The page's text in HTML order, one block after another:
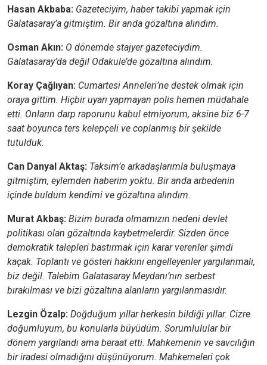
Hasan Akbaba: Gazeteciyim, haber takibi yapmak için
Galatasaray’a gitmiştim. Bir anda gözaltına alındım.
Osman Akın: O dönemde stajyer gazeteciydim.
Galatasaray’da değil Odakule’de gözaltına alındım.
Koray Çağlıyan: Cumartesi Anneleri’ne destek olmak için
oraya gittim. Hiçbir uyarı yapmayan polis hemen müdahale
etti. Onların darp raporunu kabul etmiyorum, aksine biz 6-7
saat boyunca ters kelepçeli ve coplanmış bir şekilde
tutulduk.
Can Danyal Aktaş: Taksim’e arkadaşlarımla buluşmaya
gitmiştim, eylemden haberim yoktu. Bir anda arbedenin
içinde buldum kendimi ve gözaltına alındım.
Murat Akbaş: Bizim burada olmamızın nedeni devlet
politikası olan gözaltında kaybetmelerdir. Sizden önce
demokratik talepleri bastırmak için karar verenler şimdi
kaçak. Toplantı ve gösteri hakkını engelleyenler yargılanmalı,
biz değil. Talebim Galatasaray Meydanı’nın serbest
bırakılması ve bizi gözaltına alanların yargılanmasıdır.
Lezgin Özalp: Doğduğum yıllar herkesin bildiği yıllar. Cizre
doğumluyum, bu konularla büyüdüm. Sorumlulular bir
dönem yargılandı ama beraat etti. Mahkemenin ve savcılığın
bir iradesi olmadığını düşünüyorum. Mahkemeleri çok